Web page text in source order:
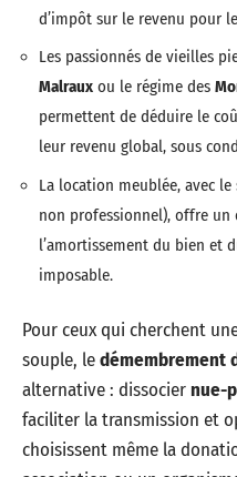
d’impôt sur le revenu pour
Les passionnés de vieilles
Malraux ou le régime des
permettent de déduire le
leur revenu global, sous
La location meublée, avec
non professionnel), offre un
l’amortissement du bien et
imposable.
Pour ceux qui cherchent
souple, ledémembrement
alternative : dissociernue-
faciliter la transmission et
choisissent même la